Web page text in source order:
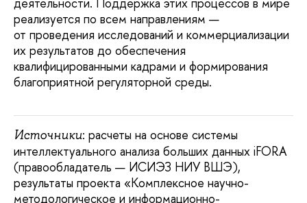
реализуется по всем направлениям —
от проведения исследований и коммерциализации
их результатов до обеспечения
квалифицированными кадрами и формирования
благоприятной регуляторной среды.
Источники: расчеты на основе системы
интеллектуального анализа больших данных iFORA
(правообладатель — ИСИЭЗ НИУ ВШЭ),
результаты проекта «Комплексное научно-
методологическое и информационно-